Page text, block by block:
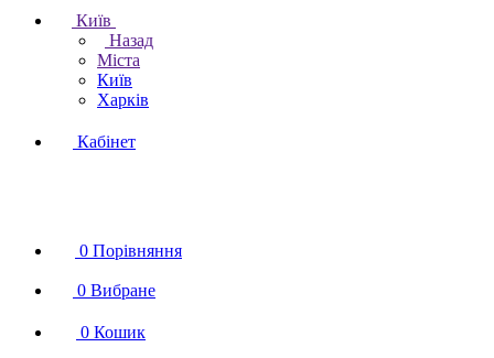
Київ
Назад
Міста
Київ
Харків
Кабінет
0 Порівняння
0 Вибране
0 Кошик